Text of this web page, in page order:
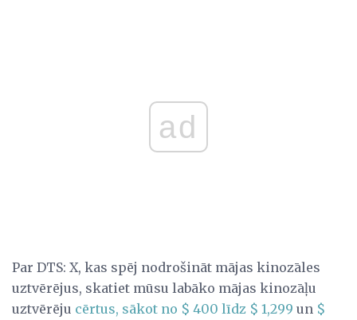
ad
Par DTS: X, kas spēj nodrošināt mājas kinozāles
uztvērējus, skatiet mūsu labāko mājas kinozāļu
uztvērēju cērtus, sākot no $ 400 līdz $ 1,299 un $